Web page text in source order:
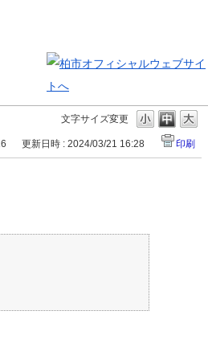
文字サイズ変更
更新日時 : 2024/03/21 16:28 印刷